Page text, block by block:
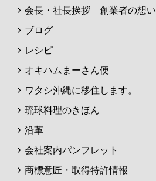
会長・社長挨拶 創業者の想い
ブログ
レシピ
オキハムまーさん便
ワタシ沖縄に移住します。
琉球料理のきほん
沿革
会社案内パンフレット
商標意匠・取得特許情報